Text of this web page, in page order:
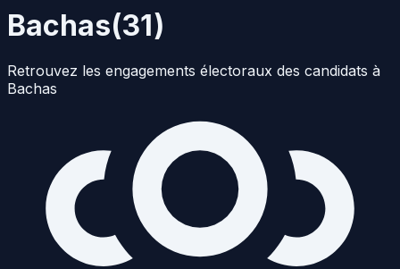
Bachas(31)
Retrouvez les engagements électoraux des candidats à
Bachas